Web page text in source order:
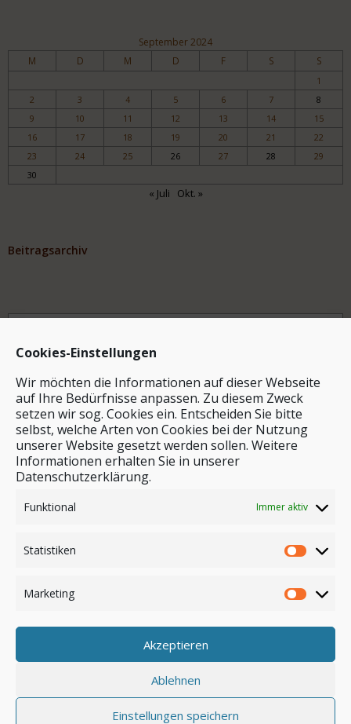
Cookies-Einstellungen
Wir möchten die Informationen auf dieser Webseite
auf Ihre Bedürfnisse anpassen. Zu diesem Zweck
setzen wir sog. Cookies ein. Entscheiden Sie bitte
selbst, welche Arten von Cookies bei der Nutzung
unserer Website gesetzt werden sollen. Weitere
Informationen erhalten Sie in unserer
Datenschutzerklärung.
Funktional Immer aktiv
Statistiken
Marketing
Akzeptieren
Ablehnen
Einstellungen speichern
September 2024
M D M D F S S
1
2
3 4 5 6 7
8
9
10 11 12 13 14
15
16
17 18 19 20 21
22
23
24 25 26 27 28
29
30
« Juli Okt. »
Beitragsarchiv
Archiv
Stichwortsuche
Anmelden